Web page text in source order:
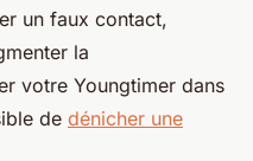
un faux contact,
la
votre Youngtimer dans
de dénicher une